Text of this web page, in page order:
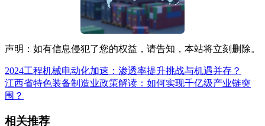
声明：如有信息侵犯了您的权益，请告知，本站将立刻删除。
2024工程机械电动化加速：渗透率提升挑战与机遇并存？
江西省特色装备制造业政策解读：如何实现千亿级产业链突
围？
相关推荐